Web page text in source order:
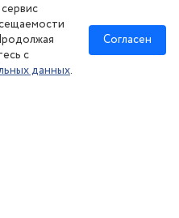
хранение
с
данных.
Согласен